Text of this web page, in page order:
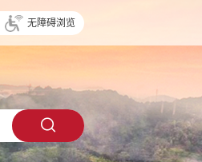
无障碍浏览